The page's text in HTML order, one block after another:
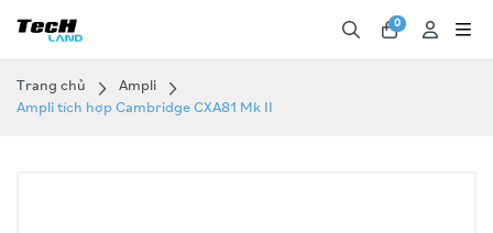
0
Trang chủ
Ampli
Ampli tích hợp Cambridge CXA81 Mk II